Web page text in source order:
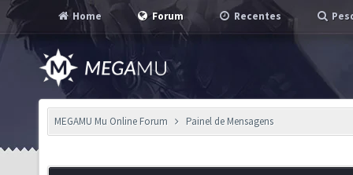
Home Forum Recentes
MEGAMU Mu Online Forum Painel de Mensagens